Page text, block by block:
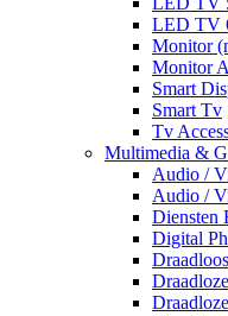
LED TV
Monitor
Monitor
Smart
Smart Tv
Tv
Multimedia &
Audio /
Audio /
Diensten
Digital